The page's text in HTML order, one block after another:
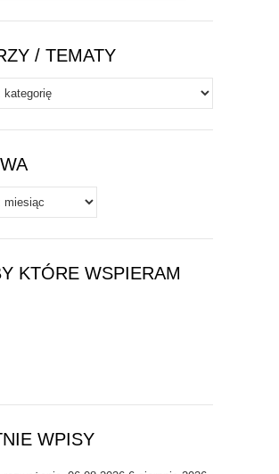
/ TEMATY
KTÓRE WSPIERAM
WPISY